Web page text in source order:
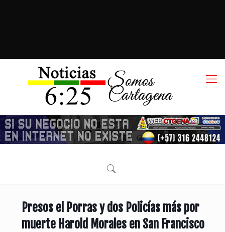
Presos el Porras y dos Policías más por
muerte Harold Morales en San Francisco